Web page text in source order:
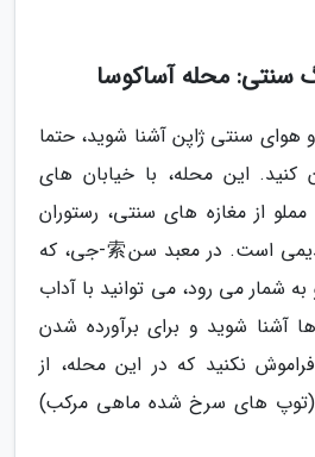
محله آساکوسا
هوای سنتی ژاپن آشنا شوید، حتما
کنید. این محله، با خیابان های
از مغازه های سنتی، رستوران
های کوچک و معابد قدیمی است. در معبد سن索-جی، که
شمار می رود، می توانید با آداب
آشنا شوید و برای برآورده شدن
فراموش نکنید که در این محله، از
(توپ های سرخ شده ماهی مرکب)